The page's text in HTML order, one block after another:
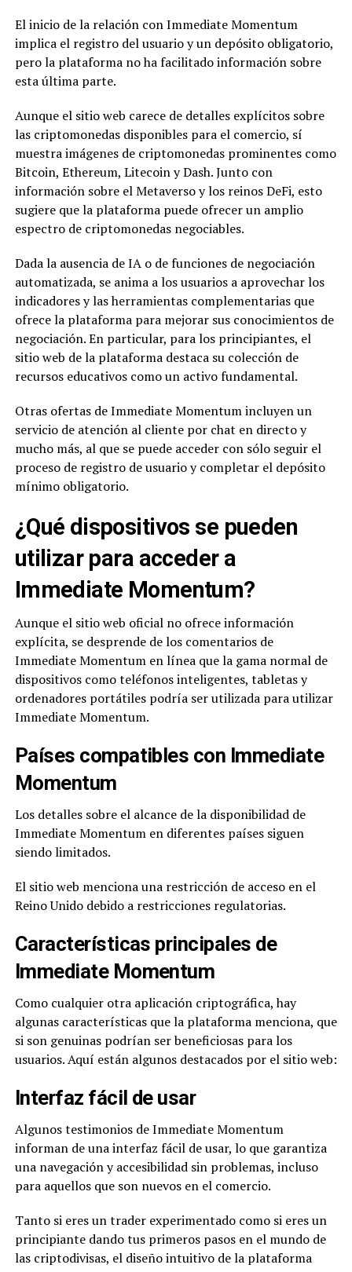
El inicio de la relación con Immediate Momentum
implica el registro del usuario y un depósito obligatorio,
pero la plataforma no ha facilitado información sobre
esta última parte.
Aunque el sitio web carece de detalles explícitos sobre
las criptomonedas disponibles para el comercio, sí
muestra imágenes de criptomonedas prominentes como
Bitcoin, Ethereum, Litecoin y Dash. Junto con
información sobre el Metaverso y los reinos DeFi, esto
sugiere que la plataforma puede ofrecer un amplio
espectro de criptomonedas negociables.
Dada la ausencia de IA o de funciones de negociación
automatizada, se anima a los usuarios a aprovechar los
indicadores y las herramientas complementarias que
ofrece la plataforma para mejorar sus conocimientos de
negociación. En particular, para los principiantes, el
sitio web de la plataforma destaca su colección de
recursos educativos como un activo fundamental.
Otras ofertas de Immediate Momentum incluyen un
servicio de atención al cliente por chat en directo y
mucho más, al que se puede acceder con sólo seguir el
proceso de registro de usuario y completar el depósito
mínimo obligatorio.
¿Qué dispositivos se pueden
utilizar para acceder a
Immediate Momentum?
Aunque el sitio web oficial no ofrece información
explícita, se desprende de los comentarios de
Immediate Momentum en línea que la gama normal de
dispositivos como teléfonos inteligentes, tabletas y
ordenadores portátiles podría ser utilizada para utilizar
Immediate Momentum.
Países compatibles con Immediate
Momentum
Los detalles sobre el alcance de la disponibilidad de
Immediate Momentum en diferentes países siguen
siendo limitados.
El sitio web menciona una restricción de acceso en el
Reino Unido debido a restricciones regulatorias.
Características principales de
Immediate Momentum
Como cualquier otra aplicación criptográfica, hay
algunas características que la plataforma menciona, que
si son genuinas podrían ser beneficiosas para los
usuarios. Aquí están algunos destacados por el sitio web:
Interfaz fácil de usar
Algunos testimonios de Immediate Momentum
informan de una interfaz fácil de usar, lo que garantiza
una navegación y accesibilidad sin problemas, incluso
para aquellos que son nuevos en el comercio.
Tanto si eres un trader experimentado como si eres un
principiante dando tus primeros pasos en el mundo de
las criptodivisas, el diseño intuitivo de la plataforma